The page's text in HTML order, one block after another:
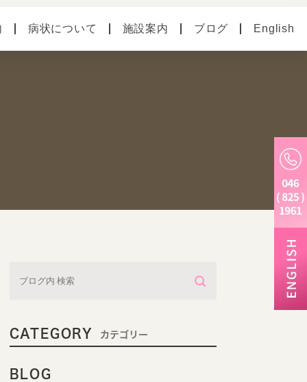
病状について 施設案内 ブログ English
CATEGORY カテゴリー
BLOG